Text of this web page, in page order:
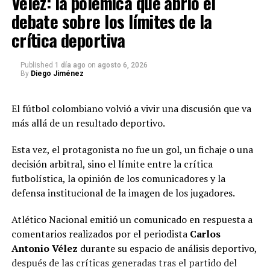
La Selección Colombia, los clubes profesionales y la
formación de nuevos talentos mantienen al país dentro
del radar internacional.
RCI Análisis: el fútbol también es diplomacia y economía
Hoy representa una industria global donde se cruzan:
derechos audiovisuales;
patrocinios internacionales;
infraestructura deportiva;
turismo;
inversión privada;
desarrollo económico.
El valor de mercado: la nueva moneda del fútbol colombiano
En el fútbol moderno, un jugador no representa
únicamente rendimiento deportivo.
También es un activo económico.
El valor de mercado de un futbolista depende de
factores como:
edad;
posición;
rendimiento reciente;
proyección;
contrato vigente;
debate sobre los límites de la
crítica deportiva
Published 1 día ago on agosto 6, 2026
By Diego Jiménez
El fútbol colombiano volvió a vivir una discusión que va
más allá de un resultado deportivo.
Esta vez, el protagonista no fue un gol, un fichaje o una
decisión arbitral, sino el límite entre la crítica
futbolística, la opinión de los comunicadores y la
defensa institucional de la imagen de los jugadores.
Atlético Nacional emitió un comunicado en respuesta a
comentarios realizados por el periodista Carlos
Antonio Vélez durante su espacio de análisis deportivo,
después de las críticas generadas tras el partido del